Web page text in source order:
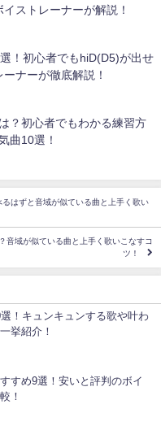
ストレーナーが解説！
！初心者でもhiD(D5)が出せ
ナーが徹底解説！
？初心者でもわかる練習方
曲10選！
はずと音域が似ている曲と上手く歌い
音域が似ている曲と上手く歌いこなすコ
ツ！
！キュンキュンする歌や叶わ
挙紹介！
すめ9選！安いと評判のボイ
！